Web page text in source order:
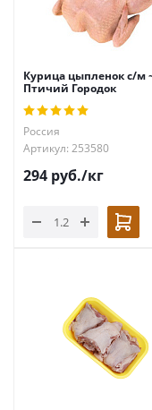
Курица цыпленок с/м
Птичий Городок
Россия
Артикул: 253580
294 руб./кг